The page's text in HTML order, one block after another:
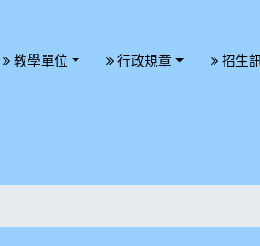
教學單位 行政規章 招生